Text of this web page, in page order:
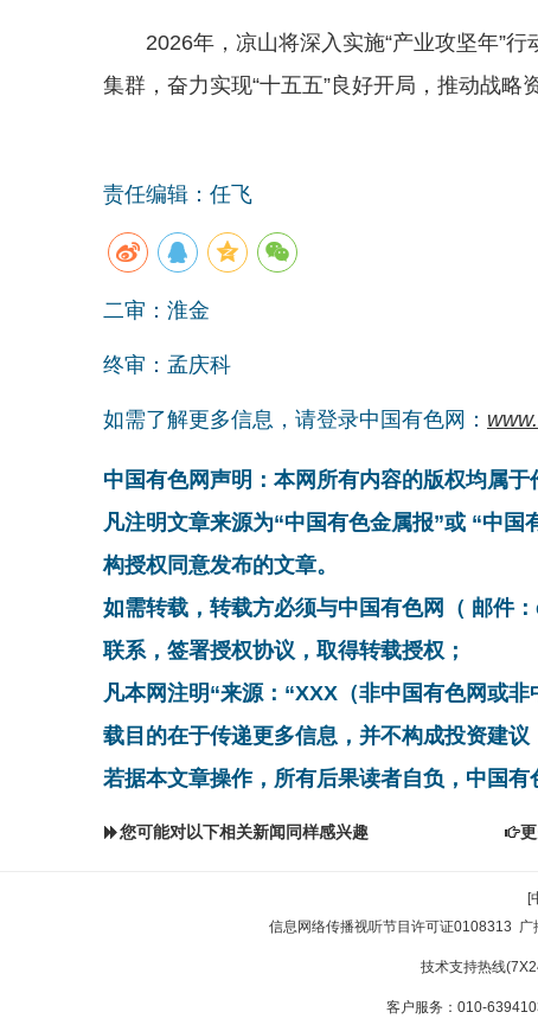
2026年，凉山将深入实施“产业攻坚年”
集群，奋力实现“十五五”良好开局，推动战略
责任编辑：任飞
二审：淮金
终审：孟庆科
如需了解更多信息，请登录中国有色网：
中国有色网声明：本网所有内容的版权均属于
凡注明文章来源为“中国有色金属报”或 “中
构授权同意发布的文章。
如需转载，转载方必须与中国有色网（ 邮件
联系，签署授权协议，取得转载授权；
凡本网注明“来源：“XXX（非中国有色网或
载目的在于传递更多信息，并不构成投资建议
若据本文章操作，所有后果读者自负，中国有
您可能对以下相关新闻同样感兴趣
[
信息网络传播视听节目许可证0108313 广
技术支持热线
客户服务：010-